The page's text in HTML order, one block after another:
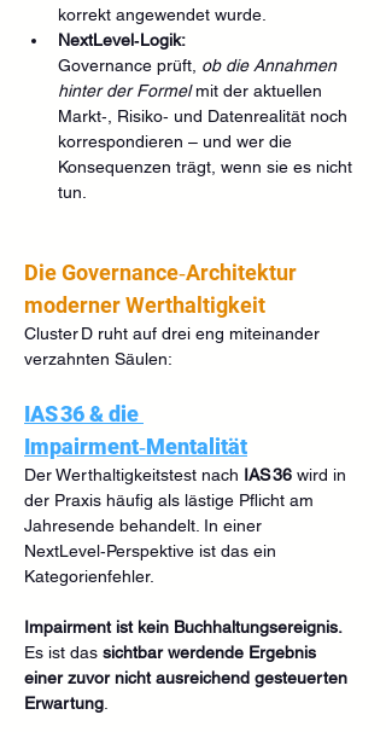
korrekt angewendet wurde.
NextLevel‑Logik:
Governance prüft, ob die Annahmen
hinter der Formel mit der aktuellen
Markt‑, Risiko‑ und Datenrealität noch
korrespondieren – und wer die
Konsequenzen trägt, wenn sie es nicht
tun.
Die Governance‑Architektur
moderner Werthaltigkeit
Cluster D ruht auf drei eng miteinander
verzahnten Säulen:
IAS 36 & die
Impairment‑Mentalität
Der Werthaltigkeitstest nach IAS 36 wird in
der Praxis häufig als lästige Pflicht am
Jahresende behandelt. In einer
NextLevel‑Perspektive ist das ein
Kategorienfehler.
Impairment ist kein Buchhaltungsereignis.
Es ist das sichtbar werdende Ergebnis
einer zuvor nicht ausreichend gesteuerten
Erwartung